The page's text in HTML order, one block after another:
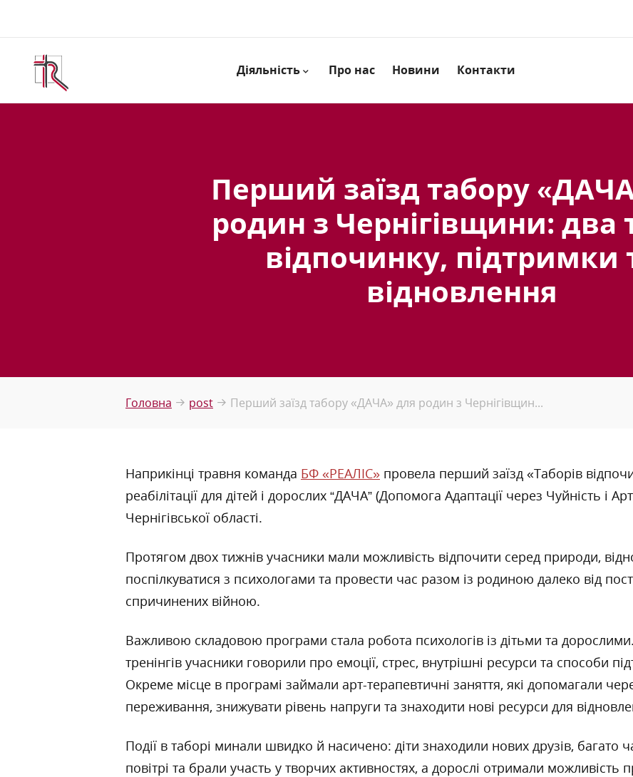
Діяльність Про нас Новини Контакти
Перший заїзд табору
родин з Чернігівщини: два
відпочинку, підтримки
відновлення
Головна post Перший заїзд табору «ДАЧА» для родин з Чернігівщин...
Наприкінці травня команда БФ «РЕАЛІС» провела перший заїзд «Таборів
реабілітації для дітей і дорослих “ДАЧА” (Допомога Адаптації через Чуйність і
Чернігівської області.
Протягом двох тижнів учасники мали можливість відпочити серед природи,
поспілкуватися з психологами та провести час разом із родиною далеко від
спричинених війною.
Важливою складовою програми стала робота психологів із дітьми та
тренінгів учасники говорили про емоції, стрес, внутрішні ресурси та способи
Окреме місце в програмі займали арт-терапевтичні заняття, які допомагали
переживання, знижувати рівень напруги та знаходити нові ресурси для
Події в таборі минали швидко й насичено: діти знаходили нових друзів, багато
повітрі та брали участь у творчих активностях, а дорослі отримали можливість